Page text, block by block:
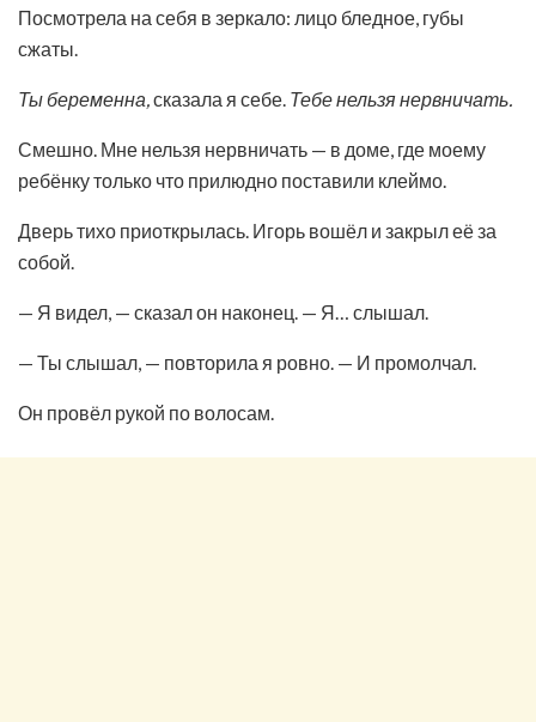
Посмотрела на себя в зеркало: лицо бледное, губы
сжаты.
Ты беременна,сказала я себе. Тебе нельзя нервничать.
Смешно. Мне нельзя нервничать — в доме, где моему
ребёнку только что прилюдно поставили клеймо.
Дверь тихо приоткрылась. Игорь вошёл и закрыл её за
собой.
— Я видел, — сказал он наконец. — Я… слышал.
— Ты слышал, — повторила я ровно. — И промолчал.
Он провёл рукой по волосам.